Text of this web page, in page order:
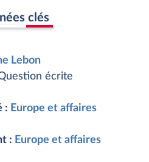
clés
Lebon
écrite
: Europe et affaires
: Europe et affaires